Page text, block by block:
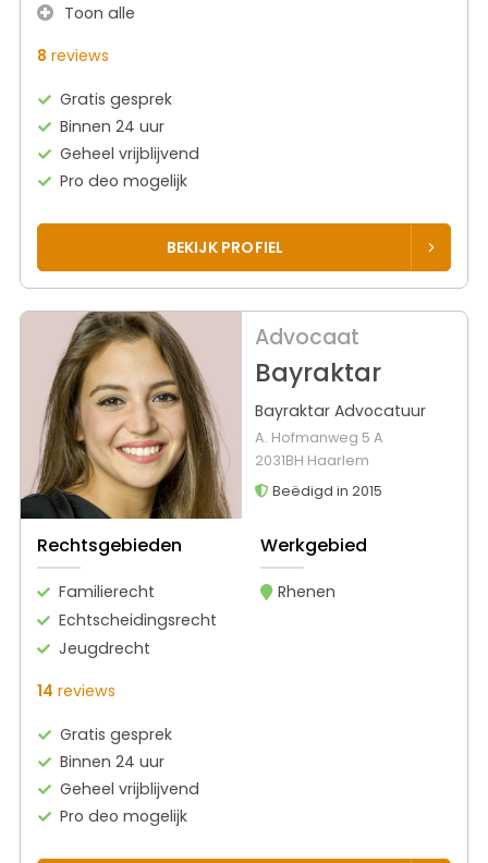
Toon alle
8 reviews
Gratis gesprek
Binnen 24 uur
Geheel vrijblijvend
Pro deo mogelijk
BEKIJK PROFIEL
Advocaat
Bayraktar
Bayraktar Advocatuur
A. Hofmanweg 5 A
2031BH Haarlem
Beëdigd in 2015
Rechtsgebieden
Familierecht
Echtscheidingsrecht
Jeugdrecht
Werkgebied
Rhenen
14 reviews
Gratis gesprek
Binnen 24 uur
Geheel vrijblijvend
Pro deo mogelijk